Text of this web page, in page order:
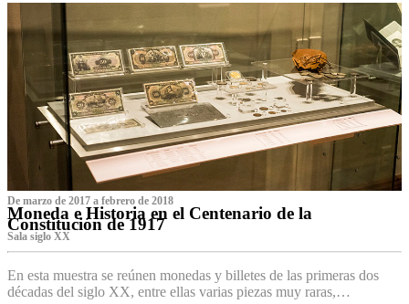
De marzo de 2017 a febrero de 2018
Moneda e Historia en el Centenario de la
Constitución de 1917
Sala siglo XX
En esta muestra se reúnen monedas y billetes de las primeras dos
décadas del siglo XX, entre ellas varias piezas muy raras,…